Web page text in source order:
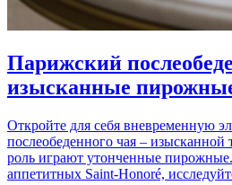
Парижский
изысканные
Откройте для себя вневременную
послеобеденного чая – изысканной
роль играют утонченные
аппетитных Saint-Honoré,